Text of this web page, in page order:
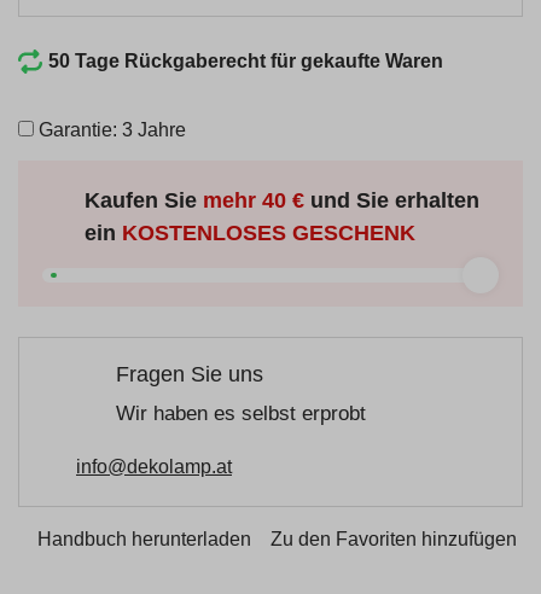
50 Tage Rückgaberecht für gekaufte Waren
Garantie: 3 Jahre
Kaufen Sie mehr40 €und Sie erhalten
ein KOSTENLOSES GESCHENK
Fragen Sie uns
Wir haben es selbst erprobt
info@dekolamp.at
Handbuch herunterladen Zu den Favoriten hinzufügen